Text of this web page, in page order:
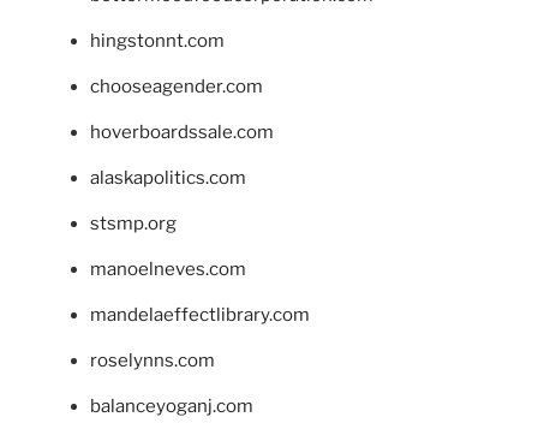
hingstonnt.com
chooseagender.com
hoverboardssale.com
alaskapolitics.com
stsmp.org
manoelneves.com
mandelaeffectlibrary.com
roselynns.com
balanceyoganj.com